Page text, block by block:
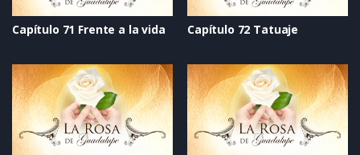
Capítulo 71 Frente a la vida Capítulo 72 Tatuaje